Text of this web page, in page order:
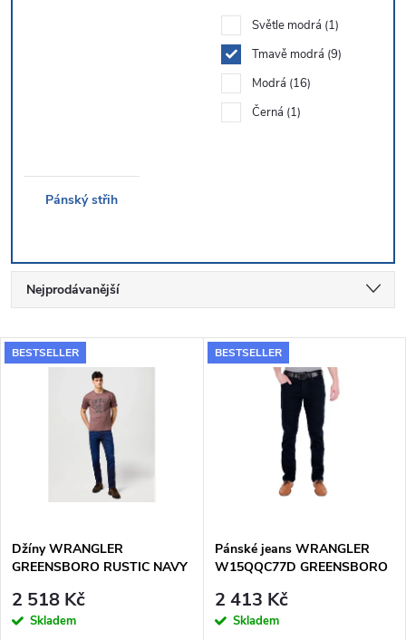
Světle modrá 1
Tmavě modrá 9
Modrá 16
Černá 1
Pánský střih
Ř
a
p
r
Nejprodávanější
Nejdražší
V
s
p
BESTSELLER
Džíny WRANGLER
GREENSBORO RUSTIC NAVY
2 518 Kč
Skladem
BESTSELLER
Pánské jeans WRANGLER
W15QQC77D GREENSBORO
2 413 Kč
Skladem